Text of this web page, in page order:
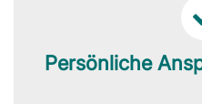
Persönliche